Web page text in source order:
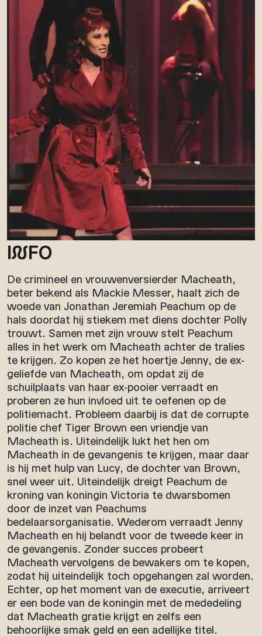
INFO
De crimineel en vrouwenversierder Macheath,
beter bekend als Mackie Messer, haalt zich de
woede van Jonathan Jeremiah Peachum op de
hals doordat hij stiekem met diens dochter Polly
trouwt. Samen met zijn vrouw stelt Peachum
alles in het werk om Macheath achter de tralies
te krijgen. Zo kopen ze het hoertje Jenny, de ex-
geliefde van Macheath, om opdat zij de
schuilplaats van haar ex-pooier verraadt en
proberen ze hun invloed uit te oefenen op de
politiemacht. Probleem daarbij is dat de corrupte
politie chef Tiger Brown een vriendje van
Macheath is. Uiteindelijk lukt het hen om
Macheath in de gevangenis te krijgen, maar daar
is hij met hulp van Lucy, de dochter van Brown,
snel weer uit. Uiteindelijk dreigt Peachum de
kroning van koningin Victoria te dwarsbomen
door de inzet van Peachums
bedelaarsorganisatie. Wederom verraadt Jenny
Macheath en hij belandt voor de tweede keer in
de gevangenis. Zonder succes probeert
Macheath vervolgens de bewakers om te kopen,
zodat hij uiteindelijk toch opgehangen zal worden.
Echter, op het moment van de executie, arriveert
er een bode van de koningin met de mededeling
dat Macheath gratie krijgt en zelfs een
behoorlijke smak geld en een adellijke titel.